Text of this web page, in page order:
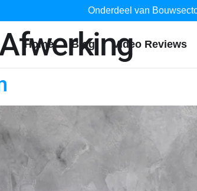
Onderdeel van
Home Blog Video Reviews